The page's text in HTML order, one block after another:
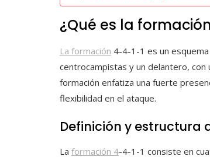
¿Qué es la
La formación 4-4-1-1 es un
centrocampistas y un delantero,
formación enfatiza una fuerte
flexibilidad en el ataque.
Definición y estructura
La formación 4-4-1-1 consiste en